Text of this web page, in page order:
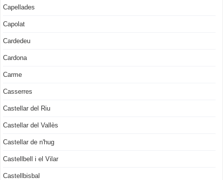
Capellades
Capolat
Cardedeu
Cardona
Carme
Casserres
Castellar del Riu
Castellar del Vallès
Castellar de n'hug
Castellbell i el Vilar
Castellbisbal